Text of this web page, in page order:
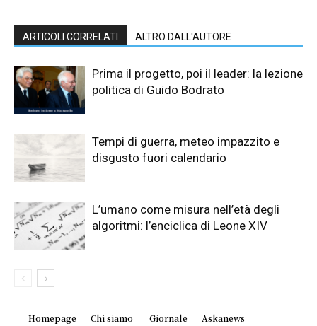
ARTICOLI CORRELATI ALTRO DALL'AUTORE
Prima il progetto, poi il leader: la lezione
politica di Guido Bodrato
Tempi di guerra, meteo impazzito e
disgusto fuori calendario
L’umano come misura nell’età degli
algoritmi: l’enciclica di Leone XIV
Homepage Chi siamo Giornale Askanews